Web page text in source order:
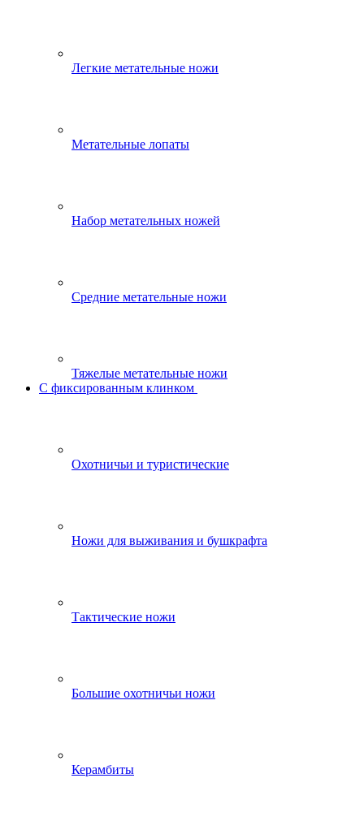
Легкие метательные ножи
Метательные лопаты
Набор метательных ножей
Средние метательные ножи
Тяжелые метательные ножи
С фиксированным клинком
Охотничьи и туристические
Ножи для выживания и бушкрафта
Тактические ножи
Большие охотничьи ножи
Керамбиты